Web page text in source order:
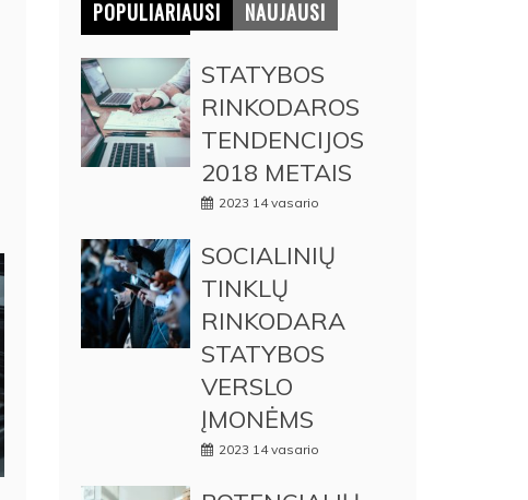
POPULIARIAUSI NAUJAUSI
STATYBOS
RINKODAROS
TENDENCIJOS
2018 METAIS
2023 14 vasario
SOCIALINIŲ
TINKLŲ
RINKODARA
STATYBOS
VERSLO
ĮMONĖMS
2023 14 vasario